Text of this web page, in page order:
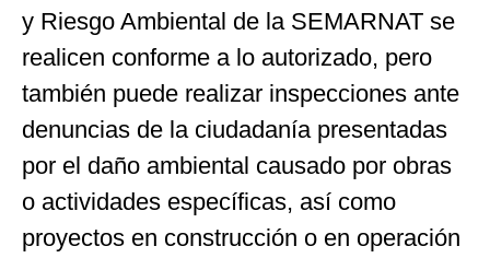
y Riesgo Ambiental de la SEMARNAT se
realicen conforme a lo autorizado, pero
también puede realizar inspecciones ante
denuncias de la ciudadanía presentadas
por el daño ambiental causado por obras
o actividades específicas, así como
proyectos en construcción o en operación